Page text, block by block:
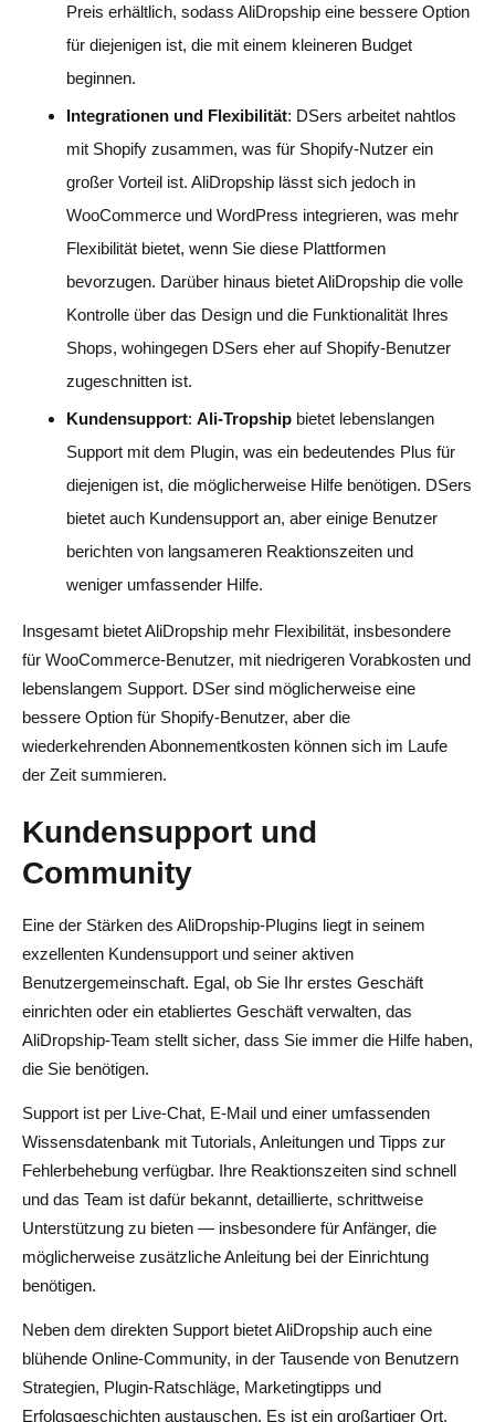
Preis erhältlich, sodass AliDropship eine bessere Option
für diejenigen ist, die mit einem kleineren Budget
beginnen.
Integrationen und Flexibilität: DSers arbeitet nahtlos
mit Shopify zusammen, was für Shopify-Nutzer ein
großer Vorteil ist. AliDropship lässt sich jedoch in
WooCommerce und WordPress integrieren, was mehr
Flexibilität bietet, wenn Sie diese Plattformen
bevorzugen. Darüber hinaus bietet AliDropship die volle
Kontrolle über das Design und die Funktionalität Ihres
Shops, wohingegen DSers eher auf Shopify-Benutzer
zugeschnitten ist.
Kundensupport: Ali-Tropship bietet lebenslangen
Support mit dem Plugin, was ein bedeutendes Plus für
diejenigen ist, die möglicherweise Hilfe benötigen. DSers
bietet auch Kundensupport an, aber einige Benutzer
berichten von langsameren Reaktionszeiten und
weniger umfassender Hilfe.
Insgesamt bietet AliDropship mehr Flexibilität, insbesondere
für WooCommerce-Benutzer, mit niedrigeren Vorabkosten und
lebenslangem Support. DSer sind möglicherweise eine
bessere Option für Shopify-Benutzer, aber die
wiederkehrenden Abonnementkosten können sich im Laufe
der Zeit summieren.
Kundensupport und
Community
Eine der Stärken des AliDropship-Plugins liegt in seinem
exzellenten Kundensupport und seiner aktiven
Benutzergemeinschaft. Egal, ob Sie Ihr erstes Geschäft
einrichten oder ein etabliertes Geschäft verwalten, das
AliDropship-Team stellt sicher, dass Sie immer die Hilfe haben,
die Sie benötigen.
Support ist per Live-Chat, E-Mail und einer umfassenden
Wissensdatenbank mit Tutorials, Anleitungen und Tipps zur
Fehlerbehebung verfügbar. Ihre Reaktionszeiten sind schnell
und das Team ist dafür bekannt, detaillierte, schrittweise
Unterstützung zu bieten — insbesondere für Anfänger, die
möglicherweise zusätzliche Anleitung bei der Einrichtung
benötigen.
Neben dem direkten Support bietet AliDropship auch eine
blühende Online-Community, in der Tausende von Benutzern
Strategien, Plugin-Ratschläge, Marketingtipps und
Erfolgsgeschichten austauschen. Es ist ein großartiger Ort,